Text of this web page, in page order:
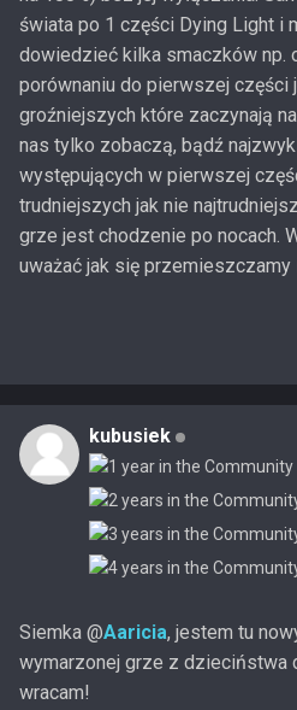
świata po 1 części Dying Light i
dowiedzieć kilka smaczków np.
porównaniu do pierwszej części
groźniejszych które zaczynają
nas tylko zobaczą, bądź
występujących w pierwszej
trudniejszych jak nie
grze jest chodzenie po nocach.
uważać jak się przemieszczamy
kubusiek
Siemka @Aaricia, jestem tu
wymarzonej grze z dzieciństwa
wracam!